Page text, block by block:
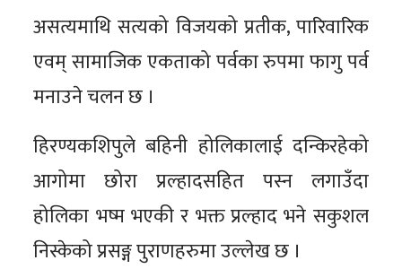
असत्यमाथि सत्यको विजयको प्रतीक, पारिवारिक
एवम् सामाजिक एकताको पर्वका रुपमा फागु पर्व
मनाउने चलन छ ।
हिरण्यकशिपुले बहिनी होलिकालाई दन्किरहेको
आगोमा छोरा प्रल्हादसहित पस्न लगाउँदा
होलिका भष्म भएकी र भक्त प्रल्हाद भने सकुशल
निस्केको प्रसङ्ग पुराणहरुमा उल्लेख छ ।